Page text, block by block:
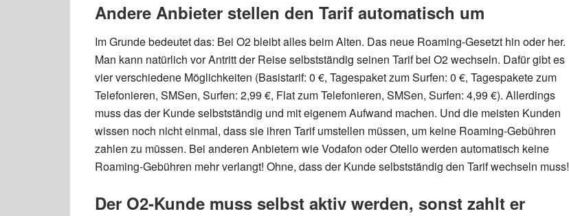
Andere Anbieter stellen den Tarif automatisch um
Im Grunde bedeutet das: Bei O2 bleibt alles beim Alten. Das neue Roaming-Gesetzt hin oder her.
Man kann natürlich vor Antritt der Reise selbstständig seinen Tarif bei O2 wechseln. Dafür gibt es
vier verschiedene Möglichkeiten (Basistarif: 0 €, Tagespaket zum Surfen: 0 €, Tagespakete zum
Telefonieren, SMSen, Surfen: 2,99 €, Flat zum Telefonieren, SMSen, Surfen: 4,99 €). Allerdings
muss das der Kunde selbstständig und mit eigenem Aufwand machen. Und die meisten Kunden
wissen noch nicht einmal, dass sie ihren Tarif umstellen müssen, um keine Roaming-Gebühren
zahlen zu müssen. Bei anderen Anbietern wie Vodafon oder Otello werden automatisch keine
Roaming-Gebühren mehr verlangt! Ohne, dass der Kunde selbstständig den Tarif wechseln muss!
Der O2-Kunde muss selbst aktiv werden, sonst zahlt er